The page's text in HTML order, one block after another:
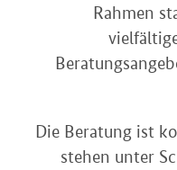
Rahmen
Die Beratung ist
stehen unter